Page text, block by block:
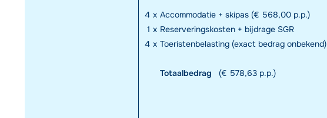
4 x Accommodatie + skipas (€ 568,00 p.p.)
1 x Reserveringskosten + bijdrage SGR
4 x Toeristenbelasting (exact bedrag onbekend)
Totaalbedrag (€ 578,63 p.p.)